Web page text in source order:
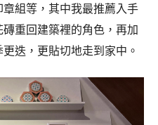
組等，其中我最推薦入手
重回建築裡的角色，再加
迭，更貼切地走到家中。